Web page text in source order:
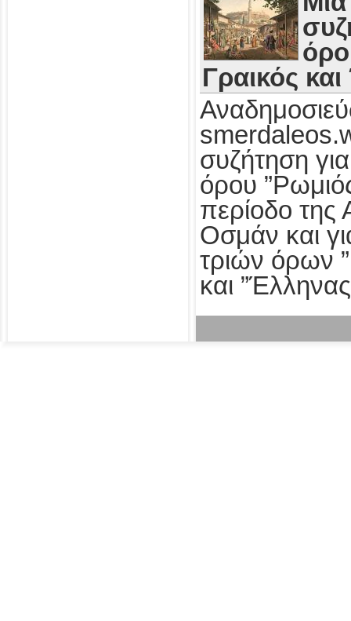
Γραικός
συζήτηση
όρου
περίοδο της
Οσμάν και
τριών όρων
και